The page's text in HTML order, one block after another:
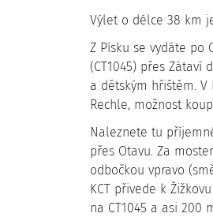
Výlet o délce 38 km
Z Písku se vydáte po
(CT1045) přes
a dětským hřištěm.
Rechle, možnost
Naleznete tu
přes Otavu. Za
odbočkou vpravo
KCT přivede k
na CT1045 a asi